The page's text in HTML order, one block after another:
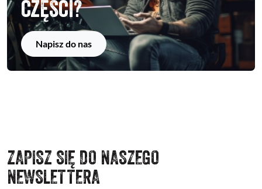
części?
Napisz do nas
ZAPISZ SIĘ DO NASZEGO
NEWSLETTERA